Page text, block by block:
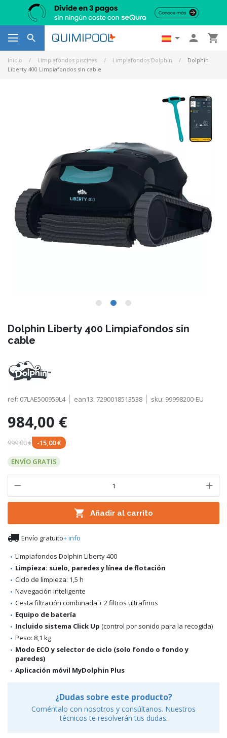
   
Inicio Limpiafondos piscinas Limpiafondos Dolphin
Dolphin
Liberty 400 Limpiafondos sin cable
Dolphin Liberty 400 Limpiafondos sin
cable
ref: 07LAE500959L4 ean13: 7290018513538 sku: 99998200-EU
984,00 €
999,00 € -15,00 €
ENVÍO GRATIS
 Añadir al carrito
 Envío gratuito+ info
Limpiafondos Dolphin Liberty 400
Limpieza: suelo, paredes y línea de flotación
Ciclo de limpieza: 1,5 h
Navegación inteligente
Cesta filtración combinada + 2 filtros ultrafinos
Equipo de batería
Incluido sistema Click Up (control por sonido para la recogida)
Peso: 8,1 kg
Modo ECO y selector de ciclo (solo fondo o fondo y
paredes)
Aplicación móvil MyDolphin Plus
¿Dudas sobre este producto?
Coméntalo con nosotros y consúltanos. Nuestros
técnicos te resolverán tus dudas.